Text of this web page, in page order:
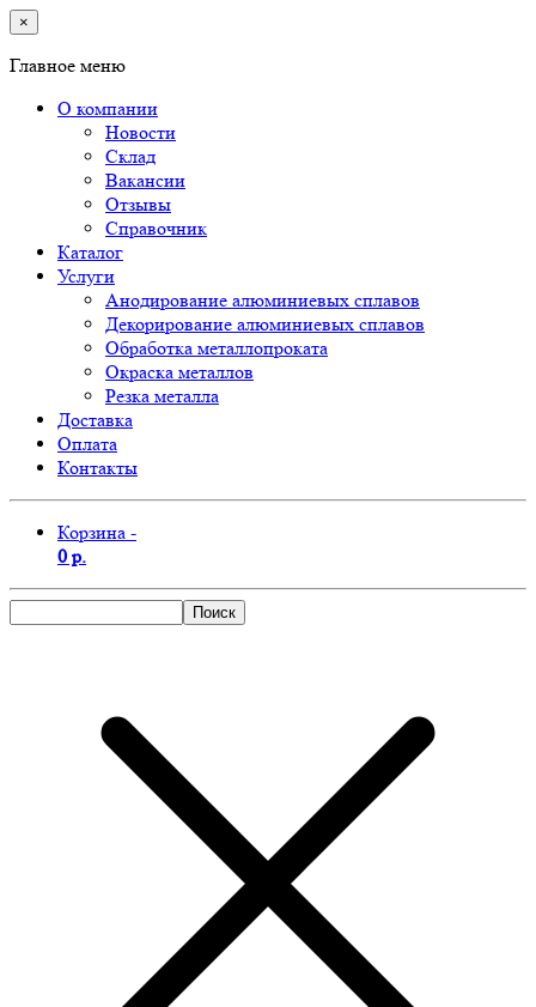
×
Главное меню
О компании
Новости
Склад
Вакансии
Отзывы
Справочник
Каталог
Услуги
Анодирование алюминиевых сплавов
Декорирование алюминиевых сплавов
Обработка металлопроката
Окраска металлов
Резка металла
Доставка
Оплата
Контакты
Корзина -
0 р.